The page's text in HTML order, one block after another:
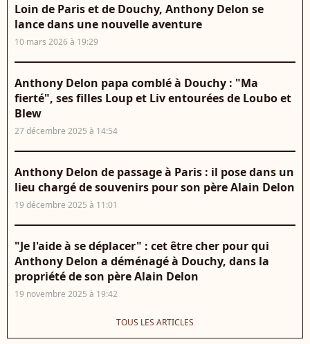
Loin de Paris et de Douchy, Anthony Delon se
lance dans une nouvelle aventure
10 mars 2026 à 19:29
Anthony Delon papa comblé à Douchy : "Ma
fierté", ses filles Loup et Liv entourées de Loubo et
Blew
27 décembre 2025 à 14:54
Anthony Delon de passage à Paris : il pose dans un
lieu chargé de souvenirs pour son père Alain Delon
19 décembre 2025 à 11:01
"Je l'aide à se déplacer" : cet être cher pour qui
Anthony Delon a déménagé à Douchy, dans la
propriété de son père Alain Delon
19 novembre 2025 à 19:42
TOUS LES ARTICLES